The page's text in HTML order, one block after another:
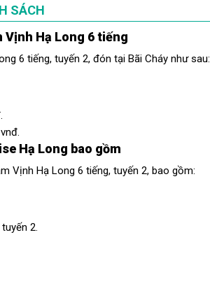
SÁCH
Vịnh Hạ Long 6 tiếng
6 tiếng, tuyến 2, đón tại Bãi Cháy như sau:
Hạ Long bao gồm
Vịnh Hạ Long 6 tiếng, tuyến 2, bao gồm:
2.